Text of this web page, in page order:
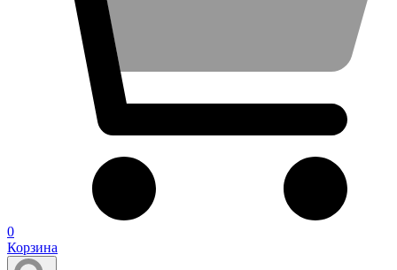
0
Корзина